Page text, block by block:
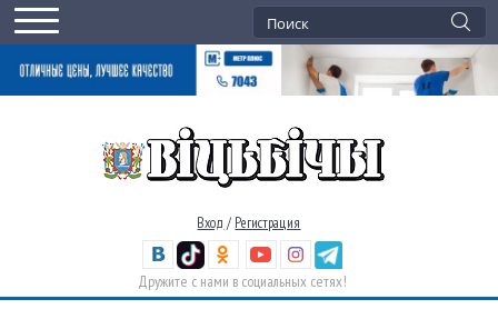
Вход / Регистрация
Дружите с нами в социальных сетях!